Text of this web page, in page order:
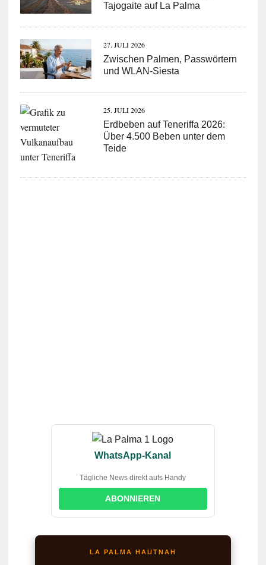
Tajogaite auf La Palma
27. JULI 2026
Zwischen Palmen, Passwörtern
und WLAN-Siesta
25. JULI 2026
Erdbeben auf Teneriffa 2026:
Über 4.500 Beben unter dem
Teide
WhatsApp-Kanal
Tägliche News direkt aufs Handy
ABONNIEREN
LA PALMA HAUTNAH